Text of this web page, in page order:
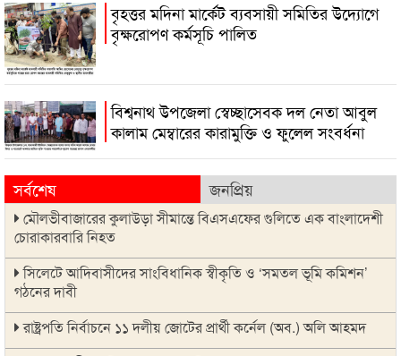
বৃহত্তর মদিনা মার্কেট ব্যবসায়ী সমিতির উদ্যোগে
বৃক্ষরোপণ কর্মসূচি পালিত
বিশ্বনাথ উপজেলা স্বেচ্ছাসেবক দল নেতা আবুল
কালাম মেম্বারের কারামুক্তি ও ফুলেল সংবর্ধনা
সর্বশেষ জনপ্রিয়
মৌলভীবাজারের কুলাউড়া সীমান্তে বিএসএফের গুলিতে এক বাংলাদেশী
চোরাকারবারি নিহত
সিলেটে আদিবাসীদের সাংবিধানিক স্বীকৃতি ও ‘সমতল ভূমি কমিশন’
গঠনের দাবী
রাষ্ট্রপতি নির্বাচনে ১১ দলীয় জোটের প্রার্থী কর্নেল (অব.) অলি আহমদ